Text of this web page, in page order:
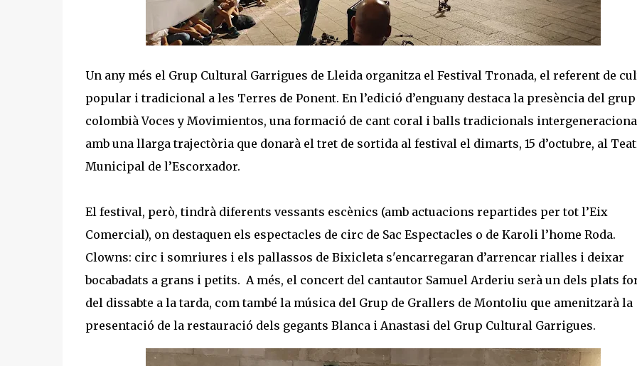
Un any més el Grup Cultural Garrigues de Lleida organitza el Festival Tronada, el referent de
popular i tradicional a les Terres de Ponent. En l’edició d’enguany destaca la presència del grup
colombià Voces y Movimientos, una formació de cant coral i balls tradicionals
amb una llarga trajectòria que donarà el tret de sortida al festival el dimarts, 15 d’octubre, al
Municipal de l’Escorxador.
El festival, però, tindrà diferents vessants escènics (amb actuacions repartides per tot l’Eix
Comercial), on destaquen els espectacles de circ de Sac Espectacles o de Karoli l’home Roda.
Clowns: circ i somriures i els pallassos de Bixicleta s'encarregaran d’arrencar rialles i deixar
bocabadats a grans i petits. A més, el concert del cantautor Samuel Arderiu serà un dels plats
del dissabte a la tarda, com també la música del Grup de Grallers de Montoliu que amenitzarà la
presentació de la restauració dels gegants Blanca i Anastasi del Grup Cultural Garrigues.